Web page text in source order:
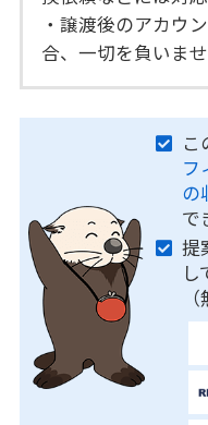
・譲渡後のアカウ
合、一切を負いませ
こ
フ
の
で
提